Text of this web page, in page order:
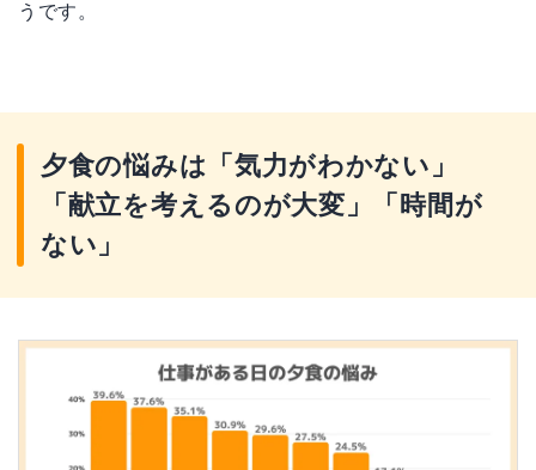
うです。
夕食の悩みは「気力がわかない」
「献立を考えるのが大変」「時間が
ない」